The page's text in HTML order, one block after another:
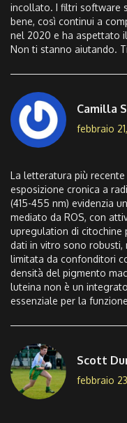
incollato. I filtri software
bene, così continui a
nel 2020 e ha aspettato
Non ti stanno aiutando.
Camilla
febbraio
La letteratura più recente
esposizione cronica a
(415-455 nm) evidenzia
mediato da ROS, con
upregulation di citochine
dati in vitro sono robusti,
limitata da confonditori
densità del pigmento
luteina non è un
essenziale per la
Scott
febbraio